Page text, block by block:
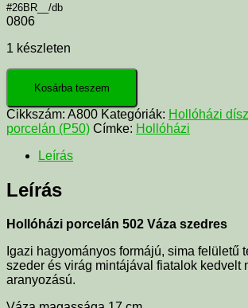
#26BR__/db
0806
1 készleten
Kosárba teszem
Cikkszám: A800 Kategóriák: Hollóházi
porcelán (P50) Címke: Hollóházi
Leírás
Leírás
Hollóházi porcelán 502 Váza szedres
Igazi hagyományos formájú, sima felületű
szeder és virág mintájával fiatalok kedvelt
aranyozású.